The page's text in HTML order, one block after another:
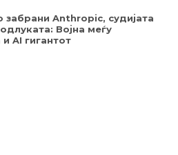
забрани Anthropic, судијата
одлуката: Војна меѓу
и AI гигантот